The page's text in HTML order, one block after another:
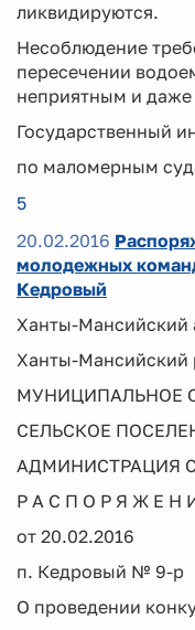
ликвидируются.
Несоблюдение
пересечении
неприятным и даже
Государственный
по маломерным
5
20.02.2016
молодежных
Кедровый
Ханты-Мансийский
Ханты-Мансийский
МУНИЦИПАЛЬНОЕ
СЕЛЬСКОЕ
АДМИНИСТРАЦИЯ
Р А С П О Р Я Ж Е Н
от 20.02.2016
п. Кедровый № 9-р
О проведении